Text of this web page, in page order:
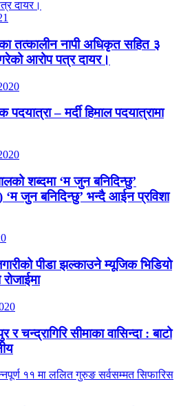
तत्कालीन नापी अधिकृत सहित ३
आरोप पत्र दायर।
पदयात्रा – मर्दी हिमाल पदयात्रामा
शब्दमा ‘म जुन बनिदिन्छु’
‘म जुन बनिदिन्छु’ भन्दै आईन प्रविशा
पीडा झल्काउने म्यूजिक भिडियो
र चन्द्रागिरि सीमाका वासिन्दा : बाटो